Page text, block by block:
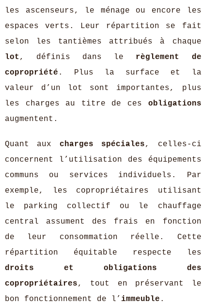
les ascenseurs, le ménage ou encore les
espaces verts. Leur répartition se fait
selon les tantièmes attribués à chaque
lot , définis dans le règlement de
copropriété . Plus la surface et la
valeur d’un lot sont importantes, plus
les charges au titre de ces obligations
augmentent.
Quant aux charges spéciales, celles-ci
concernent l’utilisation des équipements
communs ou services individuels. Par
exemple, les copropriétaires utilisant
le parking collectif ou le chauffage
central assument des frais en fonction
de leur consommation réelle. Cette
répartition équitable respecte les
droits et obligations des
copropriétaires, tout en préservant le
bon fonctionnement de l’ immeuble .